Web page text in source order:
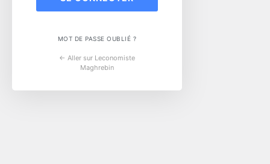
MOT DE PASSE OUBLIÉ ?
← Aller sur Leconomiste
Maghrebin